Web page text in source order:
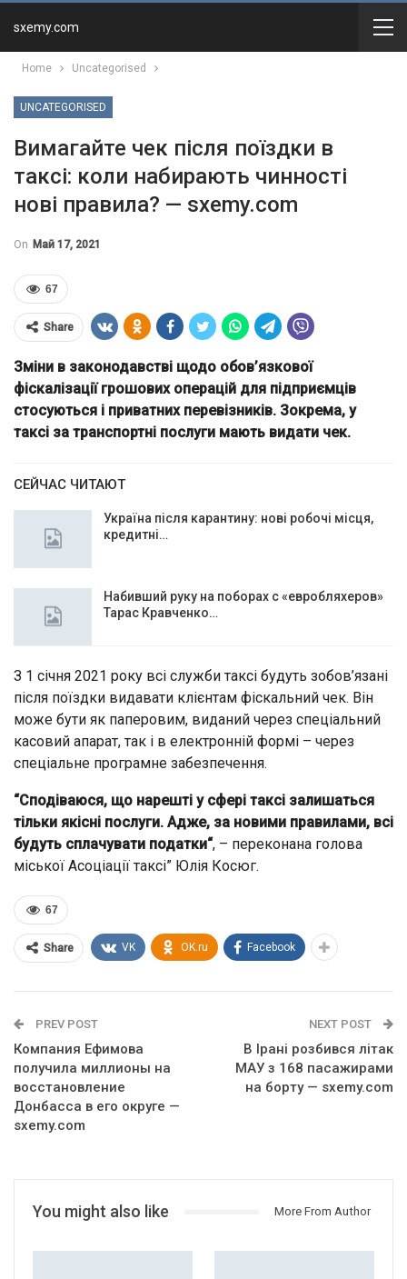
sxemy.com
Home Uncategorised
UNCATEGORISED
Вимагайте чек після поїздки в
таксі: коли набирають чинності
нові правила? — sxemy.com
On Май 17, 2021
67
Share
Зміни в законодавстві щодо обов’язкової
фіскалізації грошових операцій для підприємців
стосуються і приватних перевізників. Зокрема, у
таксі за транспортні послуги мають видати чек.
СЕЙЧАС ЧИТАЮТ
Україна після карантину: нові робочі місця,
кредитні…
Набивший руку на поборах с «евробляхеров»
Тарас Кравченко…
З 1 січня 2021 року всі служби таксі будуть зобов’язані
після поїздки видавати клієнтам фіскальний чек. Він
може бути як паперовим, виданий через спеціальний
касовий апарат, так і в електронній формі – через
спеціальне програмне забезпечення.
“Сподіваюся, що нарешті у сфері таксі залишаться
тільки якісні послуги. Адже, за новими правилами, всі
будуть сплачувати податки“, – переконана голова
міської Асоціації таксі” Юлія Косюг.
67
Share VK OK.ru Facebook
PREV POST
Компания Ефимова
получила миллионы на
восстановление
Донбасса в его округе —
sxemy.com
NEXT POST
В Ірані розбився літак
МАУ з 168 пасажирами
на борту — sxemy.com
You might also like More From Author